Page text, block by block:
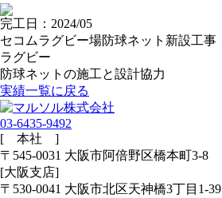
完工日：2024/05
セコムラグビー場防球ネット新設工事
ラグビー
防球ネットの施工と設計協力
実績一覧に戻る
03-6435-9492
[ 本社 ]
〒545-0031 大阪市阿倍野区橋本町3-8
[大阪支店]
〒530-0041 大阪市北区天神橋3丁目1-39